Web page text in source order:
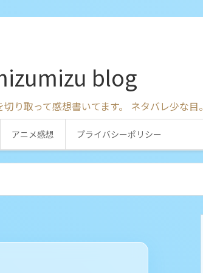
blog
り取って感想書いてます。 ネタバレ少な目。
アニメ感想 プライバシーポリシー